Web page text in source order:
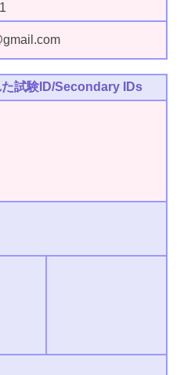
試験ID/Secondary IDs